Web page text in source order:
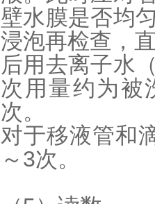
壁水膜是否均
浸泡再检查，
后用去离子水
次用量约为被
次。
对于移液管和
～3次。